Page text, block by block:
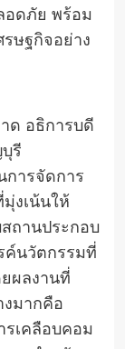
อดภัย พร้อม
ษฐกิจอย่าง
ด อธิการบดี
รี
การจัดการ
งเน้นให้
ถานประกอบ
ค์นวัตกรรมที่
ผลงานที่
งมากคือ
รเคลือบคอม